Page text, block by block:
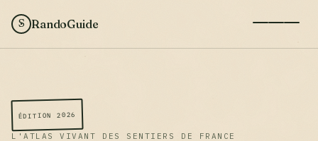
S RandoGuide
ÉDITION 2026
L'ATLAS VIVANT DES SENTIERS DE FRANCE